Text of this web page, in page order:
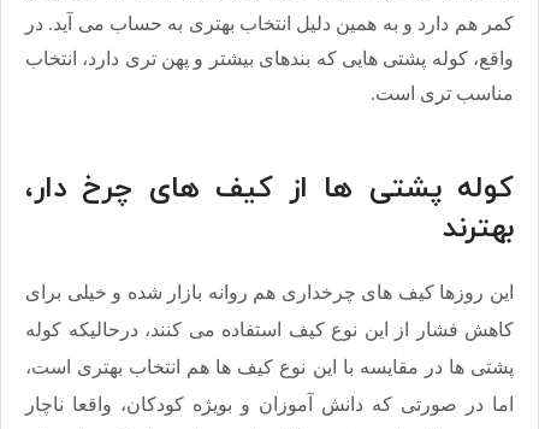
کمر هم دارد و به همین دلیل انتخاب بهتری به حساب می آید. در
واقع، کوله پشتی هایی که بندهای بیشتر و پهن تری دارد، انتخاب
مناسب تری است.
کوله پشتی ها از کیف های چرخ دار،
بهترند
این روزها کیف های چرخداری هم روانه بازار شده و خیلی برای
کاهش فشار از این نوع کیف استفاده می کنند، درحالیکه کوله
پشتی ها در مقایسه با این نوع کیف ها هم انتخاب بهتری است،
اما در صورتی که دانش آموزان و بویژه کودکان، واقعا ناچار